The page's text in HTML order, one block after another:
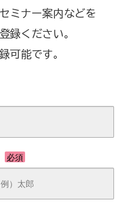
ミナー案内などを
録ください。
可能です。
必須